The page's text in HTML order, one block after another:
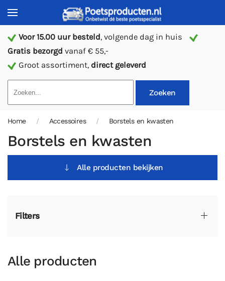
Voor 15.00 uur besteld, volgende dag in huis
Gratis bezorgd vanaf € 55,-
Groot assortiment, direct geleverd
Zoeken
Home Accessoires Borstels en kwasten
Borstels en kwasten
Alle producten bekijken
Alle producten
Filters